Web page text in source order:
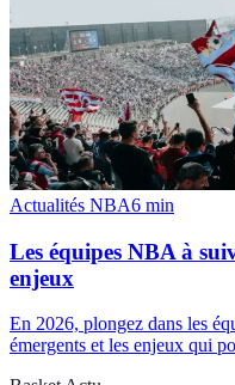
Actualités NBA6 min
Les équipes NBA à
enjeux
En 2026, plongez dans les
émergents et les enjeux qui